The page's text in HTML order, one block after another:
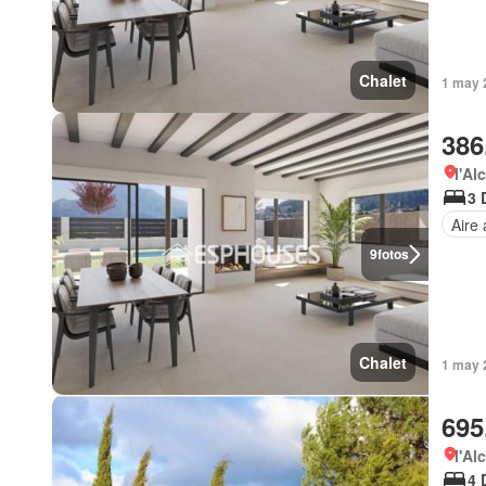
Chalet 1 may
9fotos
Chalet
3
Aire
1 may
4